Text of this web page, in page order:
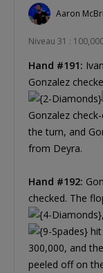
Aaron
Niveau 31 :
Hand #191:
Gonzalez
Gonzalez
the turn, and
from Deyra.
Hand #192:
checked. The
300,000, and
peeled off on